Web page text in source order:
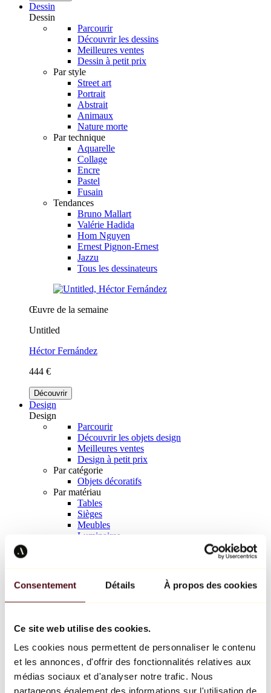
Consentement Détails À propos des cookies
Ce site web utilise des cookies.
Les cookies nous permettent de personnaliser le contenu
et les annonces, d'offrir des fonctionnalités relatives aux
médias sociaux et d'analyser notre trafic. Nous
partageons également des informations sur l'utilisation de
Dessin
Dessin
Parcourir
Découvrir les dessins
Meilleures ventes
Dessin à petit prix
Par style
Street art
Portrait
Abstrait
Animaux
Nature morte
Par technique
Aquarelle
Collage
Encre
Pastel
Fusain
Tendances
Bruno Mallart
Valérie Hadida
Hom Nguyen
Ernest Pignon-Ernest
Jazzu
Tous les dessinateurs
Œuvre de la semaine
Untitled
Héctor Fernández
444 €
Découvrir
Design
Design
Parcourir
Découvrir les objets design
Meilleures ventes
Design à petit prix
Par catégorie
Objets décoratifs
Par matériau
Tables
Sièges
Meubles
Luminaires
Richard Orlinski
Keith Haring
Jeff Koons
Jean-Michel Basquiat
Tous les designers
Œuvre de la semaine